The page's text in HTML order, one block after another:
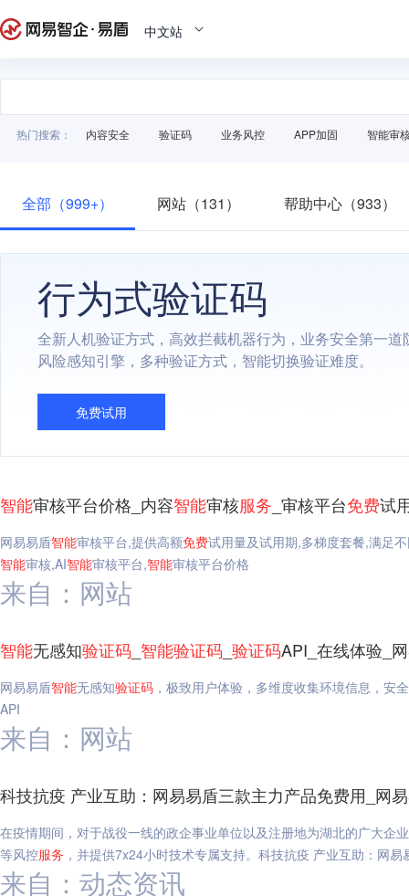
中文站
热门搜索： 内容安全 验证码 业务风控 APP加固 智能审
全部（999+） 网站（131） 帮助中心（933）
行为式验证码
全新人机验证方式，高效拦截机器行为，业务安全第一道
风险感知引擎，多种验证方式，智能切换验证难度。
免费试用
智能审核平台价格_内容智能审核服务 _审核平台免费试
网易易盾智能审核平台,提供高额免费试用量及试用期,多梯度套餐,满足
智能审核,AI智能审核平台,智能审核平台价格
来自：网站
智能无感知验证码 智能验证码 验证码API_在线体验_
网易易盾智能无感知验证码 ，极致用户体验，多维度收集环境信息，安
API
来自：网站
科技抗疫 产业互助：网易易盾三款主力产品免费用_网
在疫情期间，对于战役一线的政企事业单位以及注册地为湖北的广大企
等风控服务 ，并提供7x24小时技术专属支持。科技抗疫 产业互助：网
来自：动态资讯